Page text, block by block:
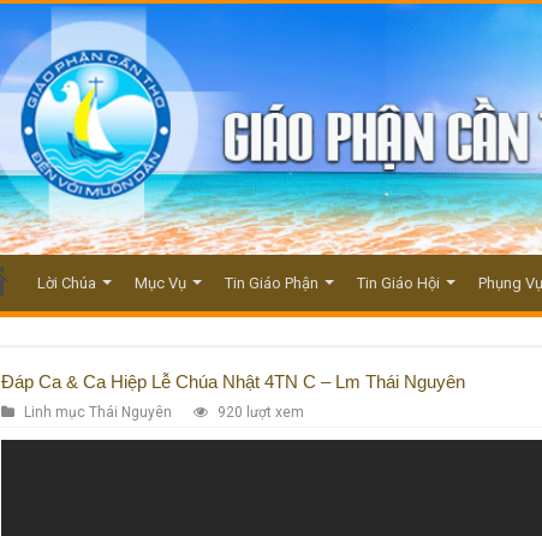
Lời Chúa Mục Vụ Tin Giáo Phận Tin Giáo Hội Phụng Vụ
Đáp Ca & Ca Hiệp Lễ Chúa Nhật 4TN C – Lm Thái Nguyên
Linh mục Thái Nguyên 920 lượt xem